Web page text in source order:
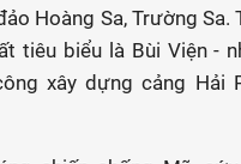
Hoàng Sa, Trường Sa.
tiêu biểu là Bùi Viện -
xây dựng cảng Hải